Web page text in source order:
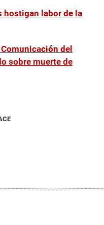
hostigan labor de la
del
sobre muerte de